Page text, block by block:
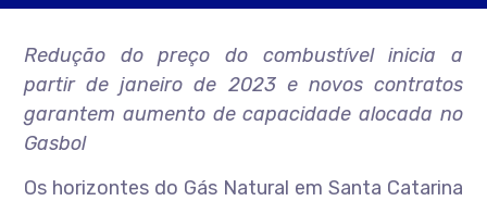
Redução do preço do combustível inicia a
partir de janeiro de 2023 e novos contratos
garantem aumento de capacidade alocada no
Gasbol
Os horizontes do Gás Natural em Santa Catarina